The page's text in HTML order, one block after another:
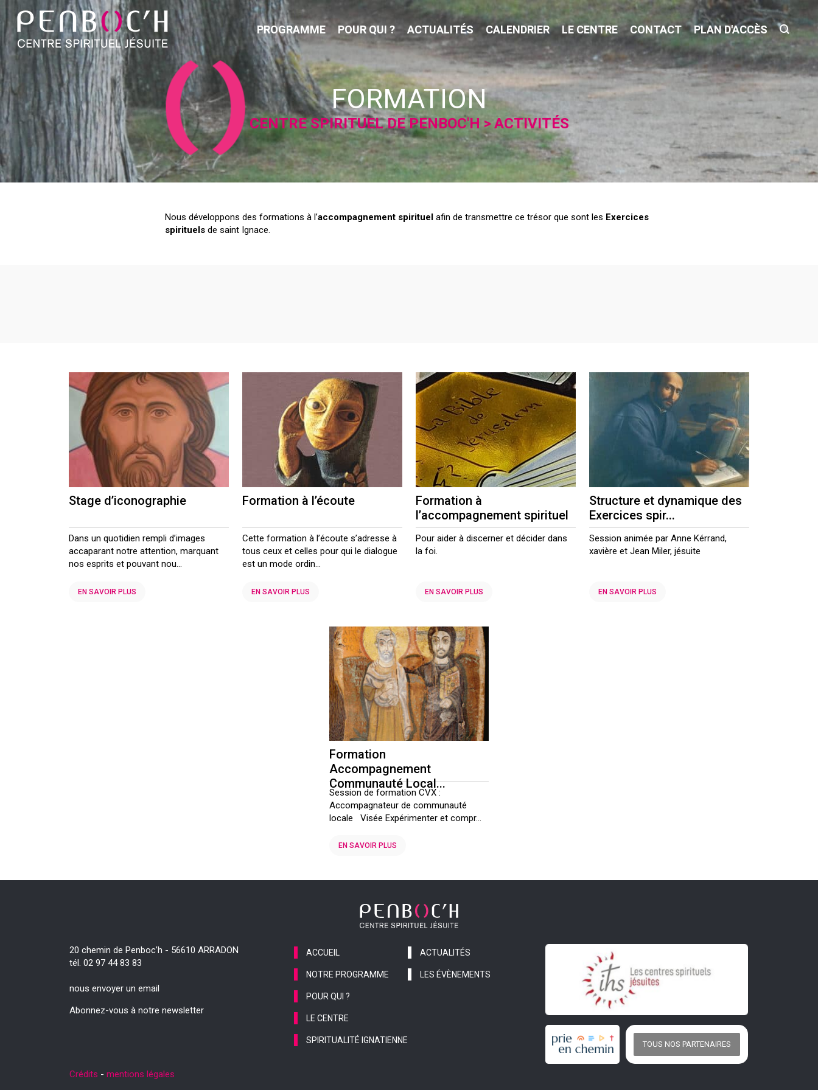
PROGRAMME POUR QUI ? ACTUALITÉS CALENDRIER LE CENTRE CONTACT PLAN D'ACCÈS
FORMATION
CENTRE SPIRITUEL DE PENBOC'H ACTIVITÉS
Nous développons des formations à l’accompagnement spirituel afin de transmettre ce trésor que sont les Exercices
spirituels de saint Ignace.
Stage d’iconographie
Dans un quotidien rempli d’images
accaparant notre attention, marquant
nos esprits et pouvant nou...
EN SAVOIR PLUS
Formation à l’écoute
Cette formation à l’écoute s’adresse à
tous ceux et celles pour qui le dialogue
est un mode ordin...
EN SAVOIR PLUS
Formation à
l’accompagnement spirituel
Pour aider à discerner et décider dans
la foi.
EN SAVOIR PLUS
Structure et dynamique des
Exercices spir...
Session animée par Anne Kérrand,
xavière et Jean Miler, jésuite
EN SAVOIR PLUS
Formation
Accompagnement
Communauté Local...
Session de formation CVX :
Accompagnateur de communauté
locale Visée Expérimenter et compr...
EN SAVOIR PLUS
20 chemin de Penboc’h - 56610 ARRADON
tél. 02 97 44 83 83
nous envoyer un email
Abonnez-vous à notre newsletter
ACCUEIL
NOTRE PROGRAMME
POUR QUI ?
LE CENTRE
SPIRITUALITÉ IGNATIENNE
ACTUALITÉS
LES ÉVÈNEMENTS
TOUS NOS PARTENAIRES
Crédits -mentions légales